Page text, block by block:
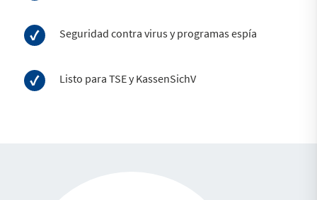
Seguridad contra virus y programas espía
Listo para TSE y KassenSichV